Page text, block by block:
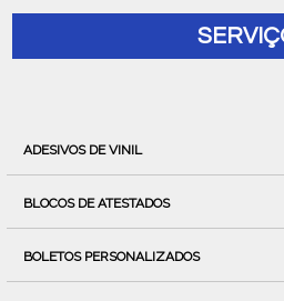
ADESIVOS DE VINIL
BLOCOS DE ATESTADOS
BOLETOS PERSONALIZADOS